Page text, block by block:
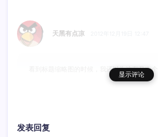
天黑有点凉
看到标题缩略图的时候，我还以为这车又出
显示评论
发表回复